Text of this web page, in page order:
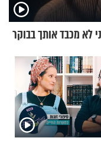
לא מכבד אותך בבוקר